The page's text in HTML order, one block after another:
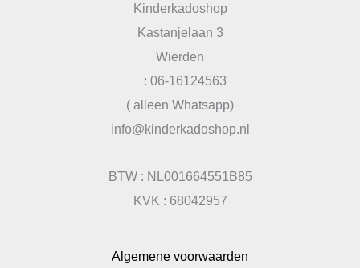
Kinderkadoshop
Kastanjelaan 3
Wierden
: 06-16124563
( alleen Whatsapp)
info@kinderkadoshop.nl
BTW : NL001664551B85
KVK : 68042957
Algemene voorwaarden